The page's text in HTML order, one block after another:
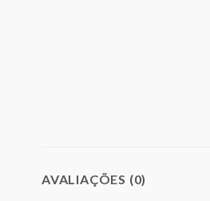
AVALIAÇÕES (0)